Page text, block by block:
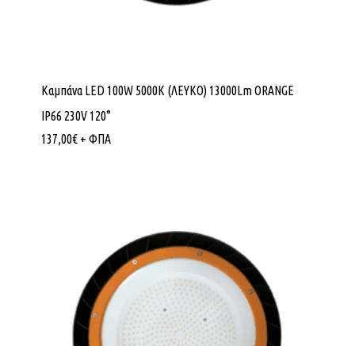
Καμπάνα LED 100W 5000K (ΛΕΥΚΟ) 13000Lm ORANGE
IP66 230V 120°
137,00€ + ΦΠΑ